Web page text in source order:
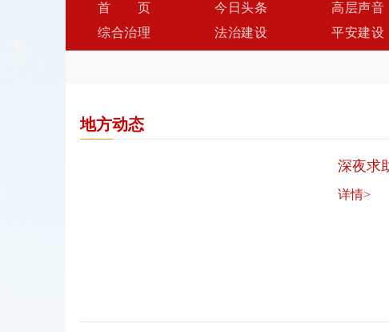
首页 今日头条 高层声音
综合治理
法治建设 平安建设
地方动态
深夜求
详情>